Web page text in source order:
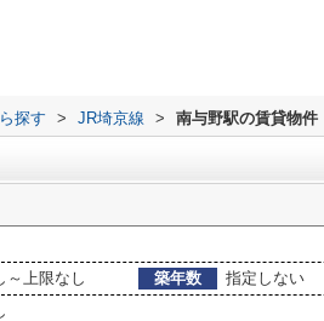
探す > JR埼京線 > 南与野駅の賃貸物件
～上限なし 築年数
指定しない